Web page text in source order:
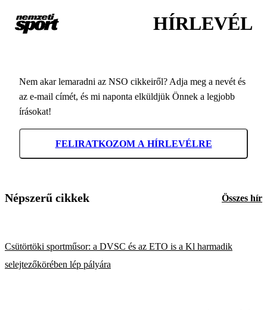
HÍRLEVÉL
Nem akar lemaradni az NSO cikkeiről? Adja meg a nevét és
az e-mail címét, és mi naponta elküldjük Önnek a legjobb
írásokat!
FELIRATKOZOM A HÍRLEVÉLRE
Népszerű cikkek Összes hír
Csütörtöki sportműsor: a DVSC és az ETO is a Kl harmadik
selejtezőkörében lép pályára